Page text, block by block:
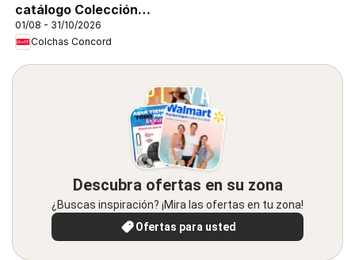
catálogo Colección
Navideña
01/08 - 31/10/2026
Colchas Concord
Descubra ofertas en su zona
¿Buscas inspiración? ¡Mira las ofertas en tu zona!
Ofertas para usted